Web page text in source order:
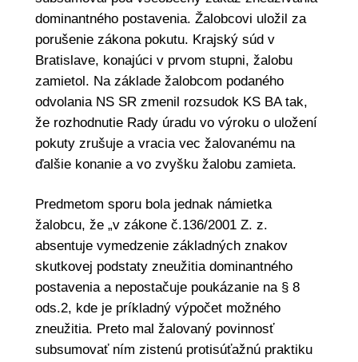
dominantného postavenia. Žalobcovi uložil za
porušenie zákona pokutu. Krajský súd v
Bratislave, konajúci v prvom stupni, žalobu
zamietol. Na základe žalobcom podaného
odvolania NS SR zmenil rozsudok KS BA tak,
že rozhodnutie Rady úradu vo výroku o uložení
pokuty zrušuje a vracia vec žalovanému na
ďalšie konanie a vo zvyšku žalobu zamieta.
Predmetom sporu bola jednak námietka
žalobcu, že „v zákone č.136/2001 Z. z.
absentuje vymedzenie základných znakov
skutkovej podstaty zneužitia dominantného
postavenia a nepostačuje poukázanie na § 8
ods.2, kde je príkladný výpočet možného
zneužitia. Preto mal žalovaný povinnosť
subsumovať ním zistenú protisúťažnú praktiku